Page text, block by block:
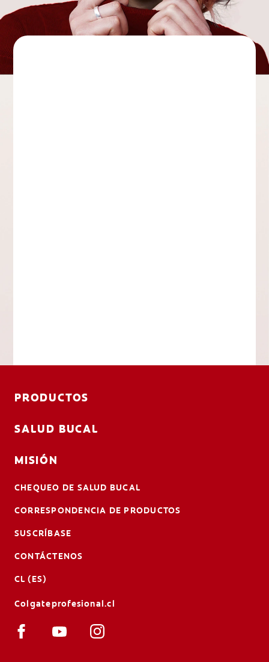
PRODUCTOS
SALUD BUCAL
MISIÓN
CHEQUEO DE SALUD BUCAL
CORRESPONDENCIA DE PRODUCTOS
SUSCRÍBASE
CONTÁCTENOS
CL (ES)
Colgateprofesional.cl